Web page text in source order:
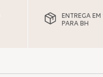
ENTREGA
PARA BH